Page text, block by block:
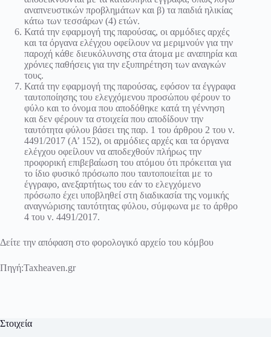
αναπνευστικών προβλημάτων και β) τα παιδιά ηλικίας
κάτω των τεσσάρων (4) ετών.
Κατά την εφαρμογή της παρούσας, οι αρμόδιες αρχές
και τα όργανα ελέγχου οφείλουν να μεριμνούν για την
παροχή κάθε διευκόλυνσης στα άτομα με αναπηρία και
χρόνιες παθήσεις για την εξυπηρέτηση των αναγκών
τους.
Κατά την εφαρμογή της παρούσας, εφόσον τα έγγραφα
ταυτοποίησης του ελεγχόμενου προσώπου φέρουν το
φύλο και το όνομα που αποδόθηκε κατά τη γέννηση
και δεν φέρουν τα στοιχεία που αποδίδουν την
ταυτότητα φύλου βάσει της παρ. 1 του άρθρου 2 του ν.
4491/2017 (Α’ 152), οι αρμόδιες αρχές και τα όργανα
ελέγχου οφείλουν να αποδεχθούν πλήρως την
προφορική επιβεβαίωση του ατόμου ότι πρόκειται για
το ίδιο φυσικό πρόσωπο που ταυτοποιείται με το
έγγραφο, ανεξαρτήτως του εάν το ελεγχόμενο
πρόσωπο έχει υποβληθεί στη διαδικασία της νομικής
αναγνώρισης ταυτότητας φύλου, σύμφωνα με το άρθρο
4 του ν. 4491/2017.
Δείτε την απόφαση στο φορολογικό αρχείο του κόμβου
Πηγή:Taxheaven.gr
Στοιχεία